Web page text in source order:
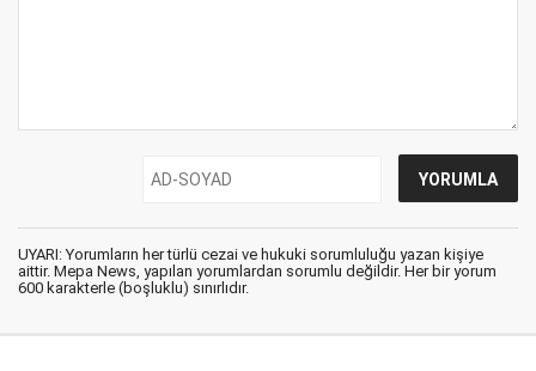
UYARI: Yorumların her türlü cezai ve hukuki sorumluluğu yazan kişiye
aittir. Mepa News, yapılan yorumlardan sorumlu değildir. Her bir yorum
600 karakterle (boşluklu) sınırlıdır.